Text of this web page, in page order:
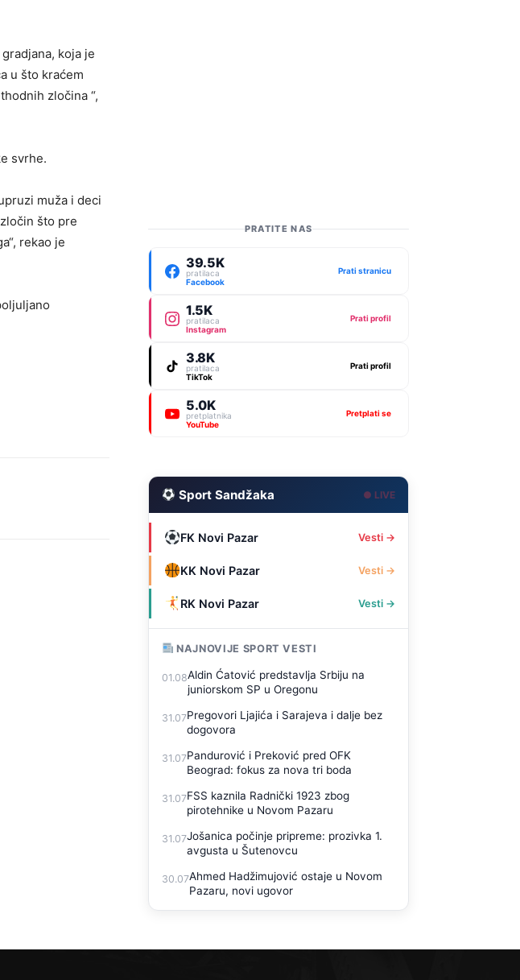
koja je
u što kraćem
zločina “,
svrhe.
muža i deci
što pre
rekao je
PRATITE NAS
39.5K
pratilaca
Facebook
Prati stranicu
1.5K
pratilaca
Instagram
Prati profil
3.8K
pratilaca
TikTok
Prati profil
5.0K
pretplatnika
YouTube
Pretplati se
Sport Sandžaka ● LIVE
FK Novi Pazar Vesti →
KK Novi Pazar Vesti →
RK Novi Pazar Vesti →
NAJNOVIJE SPORT VESTI
01.08Aldin Ćatović predstavlja Srbiju na
juniorskom SP u Oregonu
31.07Pregovori Ljajića i Sarajeva i dalje bez
dogovora
31.07Pandurović i Preković pred OFK
Beograd: fokus za nova tri boda
31.07FSS kaznila Radnički 1923 zbog
pirotehnike u Novom Pazaru
31.07Jošanica počinje pripreme: prozivka 1.
avgusta u Šutenovcu
30.07Ahmed Hadžimujović ostaje u Novom
Pazaru, novi ugovor